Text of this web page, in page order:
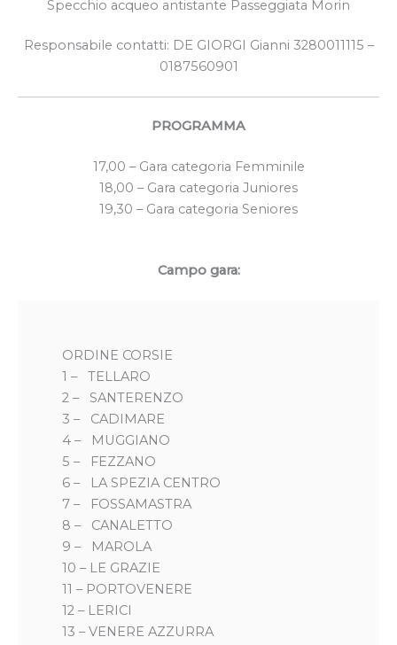
Specchio acqueo antistante Passeggiata Morin
Responsabile contatti: DE GIORGI Gianni 3280011115 –
0187560901
PROGRAMMA
17,00 – Gara categoria Femminile
18,00 – Gara categoria Juniores
19,30 – Gara categoria Seniores
Campo gara:
ORDINE CORSIE
1 – TELLARO
2 – SANTERENZO
3 – CADIMARE
4 – MUGGIANO
5 – FEZZANO
6 – LA SPEZIA CENTRO
7 – FOSSAMASTRA
8 – CANALETTO
9 – MAROLA
10 – LE GRAZIE
11 – PORTOVENERE
12 – LERICI
13 – VENERE AZZURRA